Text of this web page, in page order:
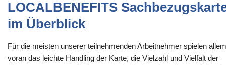
LOCALBENEFITS
im Überblick
Für die meisten unserer teilnehmenden Arbeitnehmer spielen allem
voran das leichte Handling der Karte, die Vielzahl und Vielfalt der